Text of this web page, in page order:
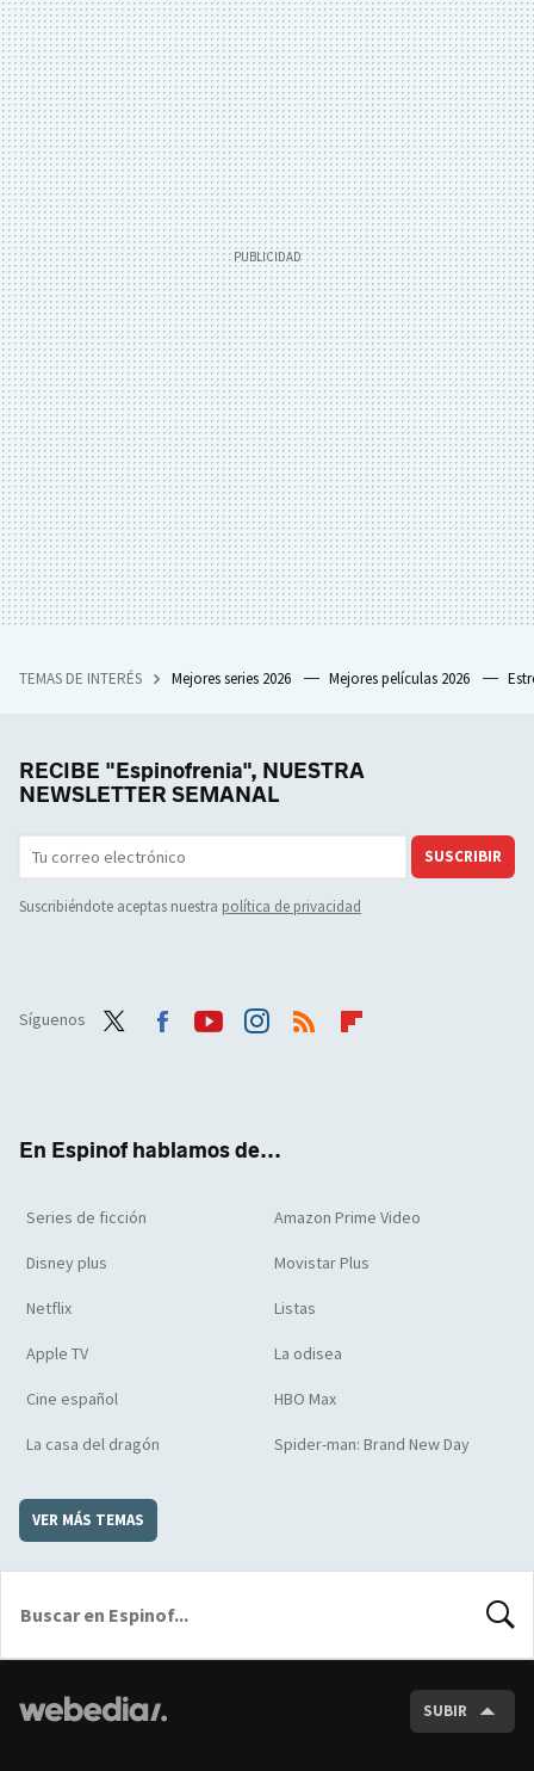
TEMAS DE INTERÉS Mejores series 2026 Mejores películas 2026
RECIBE "Espinofrenia", NUESTRA
NEWSLETTER SEMANAL
SUSCRIBIR
Suscribiéndote aceptas nuestra política de privacidad
Síguenos
En Espinof hablamos de...
Series de ficción Amazon Prime Video
Disney plus Movistar Plus
Netflix Listas
Apple TV La odisea
Cine español HBO Max
La casa del dragón Spider-man: Brand New Day
VER MÁS TEMAS
SUBIR